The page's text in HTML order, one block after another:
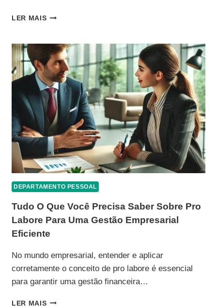
LER MAISCOMPREENDENDO
SUBSTITUIÇÃO:
GUIA
COMPLETO
DEPARTAMENTO PESSOAL
Tudo O Que Você Precisa Saber Sobre Pro
Labore Para Uma Gestão Empresarial
Eficiente
No mundo empresarial, entender e aplicar
corretamente o conceito de pro labore é essencial
para garantir uma gestão financeira…
LER MAISTUDO